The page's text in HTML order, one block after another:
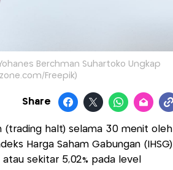
Berchman Suhartoko Ungkap
Freepik)
Share
(trading halt) selama 30 menit oleh
Harga Saham Gabungan (IHSG)
sekitar 5,02% pada level